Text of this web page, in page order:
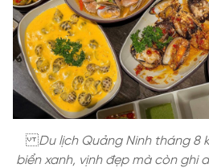
Du lịch Quảng Ninh tháng 8
biển xanh, vịnh đẹp mà còn ghi